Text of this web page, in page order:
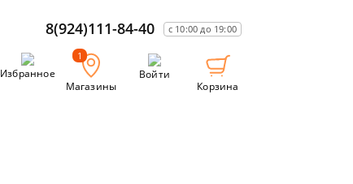
8(924)111-84-40 с 10:00 до 19:00
Избранное
Магазины
1
Войти
Корзина